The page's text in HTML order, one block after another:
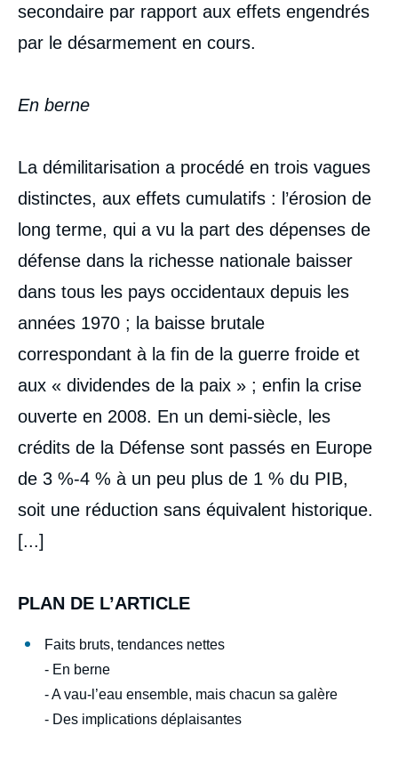
secondaire par rapport aux effets engendrés
par le désarmement en cours.
En berne
La démilitarisation a procédé en trois vagues
distinctes, aux effets cumulatifs : l’érosion de
long terme, qui a vu la part des dépenses de
défense dans la richesse nationale baisser
dans tous les pays occidentaux depuis les
années 1970 ; la baisse brutale
correspondant à la fin de la guerre froide et
aux « dividendes de la paix » ; enfin la crise
ouverte en 2008. En un demi-siècle, les
crédits de la Défense sont passés en Europe
de 3 %-4 % à un peu plus de 1 % du PIB,
soit une réduction sans équivalent historique.
[...]
PLAN DE L’ARTICLE
Faits bruts, tendances nettes
- En berne
- A vau-l’eau ensemble, mais chacun sa galère
- Des implications déplaisantes
publication
Etienne de DURAND, « Europe : d’une
démilitarisation l’autre », Politique
étrangère, Articles, Ifri, 20 mars 2014.